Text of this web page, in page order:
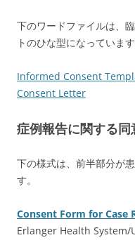
下のワードファイルは、
トのひな型になっています
Informed Consent
Consent Letter
症例報告に関する同
下の様式は、前半部分が
す。
Consent Form for Case
Erlanger Health